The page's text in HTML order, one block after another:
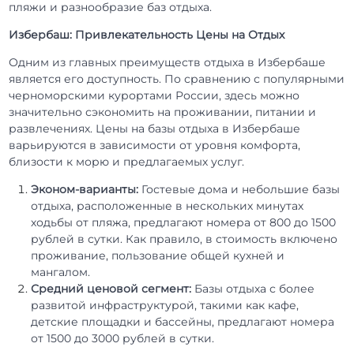
пляжи и разнообразие баз отдыха.
Избербаш: Привлекательность Цены на Отдых
Одним из главных преимуществ отдыха в Избербаше
является его доступность. По сравнению с популярными
черноморскими курортами России, здесь можно
значительно сэкономить на проживании, питании и
развлечениях. Цены на базы отдыха в Избербаше
варьируются в зависимости от уровня комфорта,
близости к морю и предлагаемых услуг.
Эконом-варианты: Гостевые дома и небольшие базы
отдыха, расположенные в нескольких минутах
ходьбы от пляжа, предлагают номера от 800 до 1500
рублей в сутки. Как правило, в стоимость включено
проживание, пользование общей кухней и
мангалом.
Средний ценовой сегмент: Базы отдыха с более
развитой инфраструктурой, такими как кафе,
детские площадки и бассейны, предлагают номера
от 1500 до 3000 рублей в сутки.